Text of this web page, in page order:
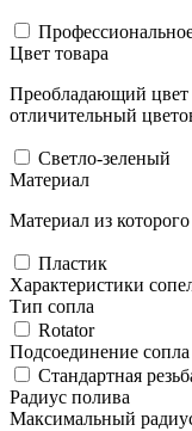
Цвет товара
Преобладающий цвет
отличительный
Светло-зеленый
Материал
Материал из
Пластик
Характеристики
Тип сопла
Rotator
Подсоединение сопла
Стандартная
Радиус полива
Максимальный